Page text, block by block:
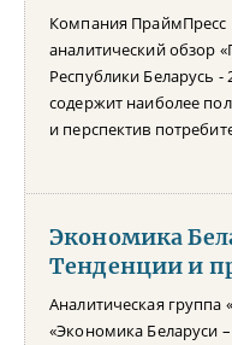
Компания
аналитический обзор
Республики Беларусь -
содержит наиболее
и перспектив
Экономика
Тенденции и
Аналитическая группа
«Экономика Беларуси